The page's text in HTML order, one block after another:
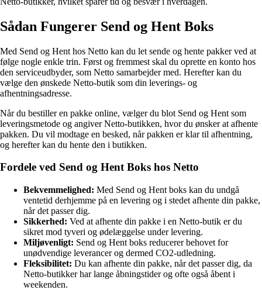
Sådan Fungerer Send og Hent Boks
Med Send og Hent hos Netto kan du let sende og hente pakker ved at
følge nogle enkle trin. Først og fremmest skal du oprette en konto hos
den serviceudbyder, som Netto samarbejder med. Herefter kan du
vælge den ønskede Netto-butik som din leverings- og
afhentningsadresse.
Når du bestiller en pakke online, vælger du blot Send og Hent som
leveringsmetode og angiver Netto-butikken, hvor du ønsker at afhente
pakken. Du vil modtage en besked, når pakken er klar til afhentning,
og herefter kan du hente den i butikken.
Fordele ved Send og Hent Boks hos Netto
Bekvemmelighed: Med Send og Hent boks kan du undgå
ventetid derhjemme på en levering og i stedet afhente din pakke,
når det passer dig.
Sikkerhed: Ved at afhente din pakke i en Netto-butik er du
sikret mod tyveri og ødelæggelse under levering.
Miljøvenligt: Send og Hent boks reducerer behovet for
unødvendige leverancer og dermed CO2-udledning.
Fleksibilitet: Du kan afhente din pakke, når det passer dig, da
Netto-butikker har lange åbningstider og ofte også åbent i
weekenden.